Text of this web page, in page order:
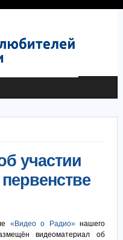
участии
«Видео о Радио»нашего
видеоматериал об